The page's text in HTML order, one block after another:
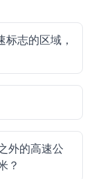
志的区域，
外的高速公
？